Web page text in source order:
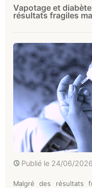
Vapotage et
résultats fragiles
Publié le 24/06/2026
Malgré des résultats